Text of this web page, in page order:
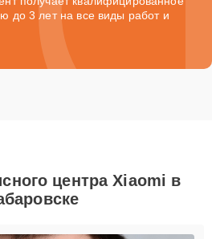
до 3 лет на все виды работ и
центра Xiaomi в